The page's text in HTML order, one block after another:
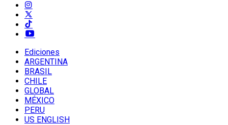
Ediciones
ARGENTINA
BRASIL
CHILE
GLOBAL
MÉXICO
PERU
US ENGLISH